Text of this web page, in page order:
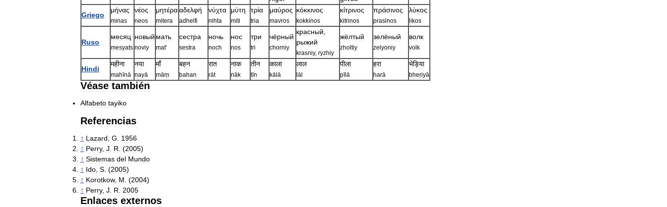
Griego
μήνας
minas
νέος
neos
μητέρα
mitera
αδελφή
adhelfi
νύχτα
nihta
μύτη
miti
τρία
tria
μαύρος
mavros
κόκκινος
kokkinos
κίτρινος
kitrinos
πράσινος
prasinos
λύκος
likos
Ruso
месяц
mesyats
новый
noviy
мать
mat'
сестра
sestra
ночь
noch
нос
nos
три
tri
чёрный
chorniy
красный,
рыжий
krasniy, ryzhiy
жёлтый
zholtiy
зелёный
zelyoniy
волк
volk
Hindi
महीना
mahīnā
नया
nayā
माँ
māṃ
बहन
bahan
रात
rāt
नाक
nāk
तीन
tīn
काला
kālā
लाल
lāl
पीला
pīlā
हरा
harā
भेड़िया
bheṛiyā
Véase también
Alfabeto tayiko
Referencias
↑ Lazard, G. 1956
↑ Perry, J. R. (2005)
↑ Sistemas del Mundo
↑ Ido, S. (2005)
↑ Korotkow, M. (2004)
↑ Perry, J. R. 2005
Enlaces externos